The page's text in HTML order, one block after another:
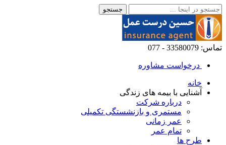
تماس: 33580079 - 077
درخواست مشاوره
خانه
آشنایی با بیمه های زندگی
درباره شرکت
مستمری و بازنشستگی تکمیلی
عمر زمانی
تمام عمر
طرح ها